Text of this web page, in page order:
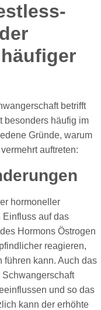
betrifft
besonders häufig im
Gründe, warum
auftreten:
hormoneller
Einfluss auf das
Hormons Östrogen
reagieren,
führen kann. Auch das
und so das
kann der erhöhte